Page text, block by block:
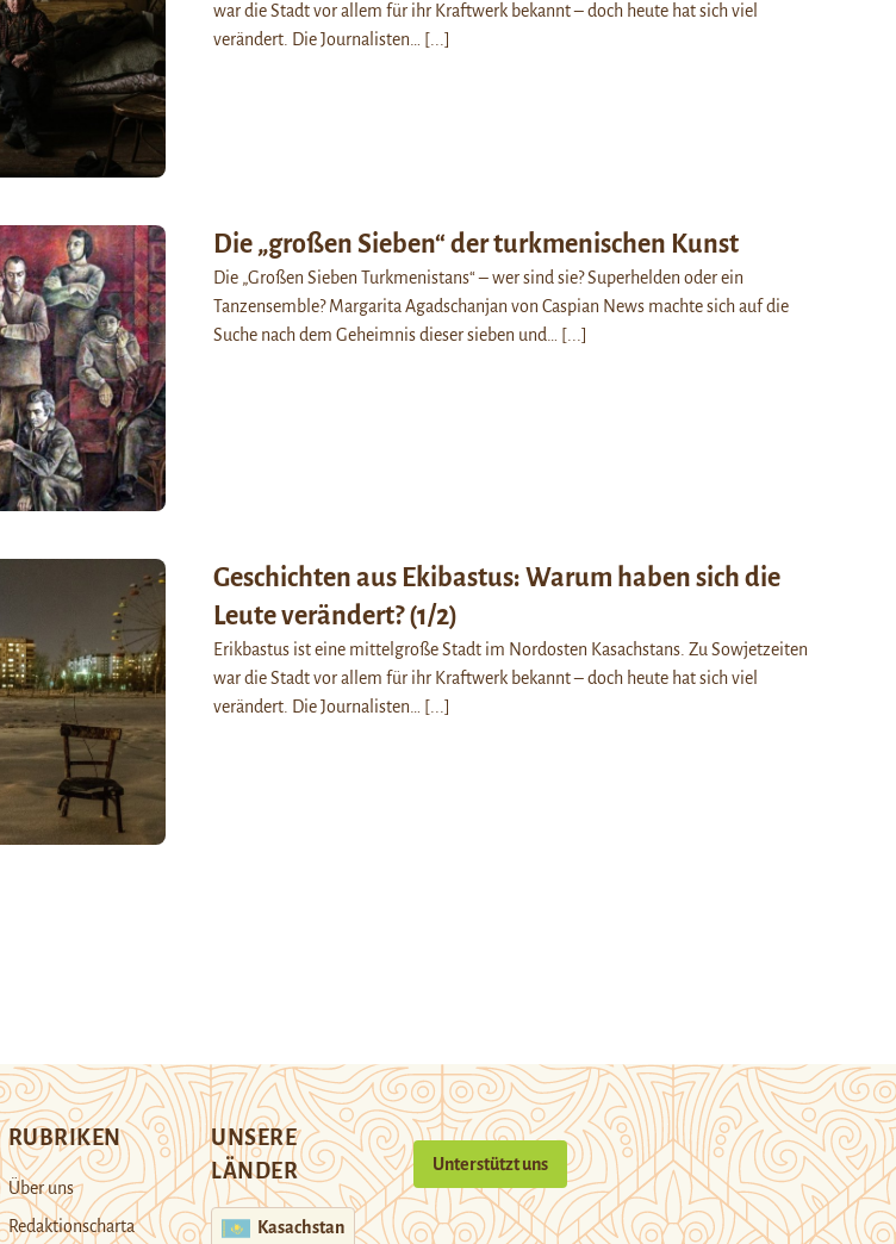
war die Stadt vor allem für ihr Kraftwerk bekannt – doch heute hat sich viel
verändert. Die Journalisten…
[...]
Die „großen Sieben“ der turkmenischen Kunst
Die „Großen Sieben Turkmenistans“ – wer sind sie? Superhelden oder ein
Tanzensemble? Margarita Agadschanjan von Caspian News machte sich auf die
Suche nach dem Geheimnis dieser sieben und…
[...]
Geschichten aus Ekibastus: Warum haben sich die
Leute verändert? (1/2)
Erikbastus ist eine mittelgroße Stadt im Nordosten Kasachstans. Zu Sowjetzeiten
war die Stadt vor allem für ihr Kraftwerk bekannt – doch heute hat sich viel
verändert. Die Journalisten…
[...]
RUBRIKEN
Über uns
Redaktionscharta
UNSERE
LÄNDER
Kasachstan
Unterstützt uns